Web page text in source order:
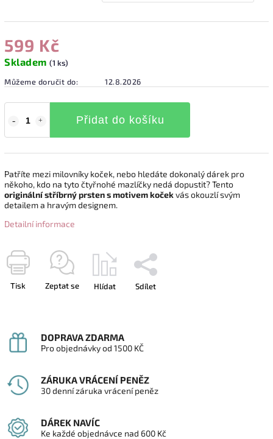
599 Kč
Skladem (1 ks)
Můžeme doručit do:
12.8.2026
Přidat do košíku
Patříte mezi milovníky koček, nebo hledáte dokonalý dárek pro
někoho, kdo na tyto čtyřnohé mazlíčky nedá dopustit? Tento
originální stříbrný prsten s motivem kočekvás okouzlí svým
detailem a hravým designem.
Detailní informace
Tisk Zeptat se Hlídat Sdílet
DOPRAVA ZDARMA
Pro objednávky od 1500 KČ
ZÁRUKA VRÁCENÍ PENĚZ
30 denní záruka vrácení peněz
DÁREK NAVÍC
Ke každé objednávce nad 600 Kč